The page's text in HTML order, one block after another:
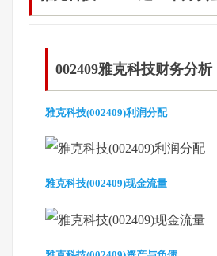
002409雅克科技财务分析
雅克科技(002409)利润分配
雅克科技(002409)现金流量